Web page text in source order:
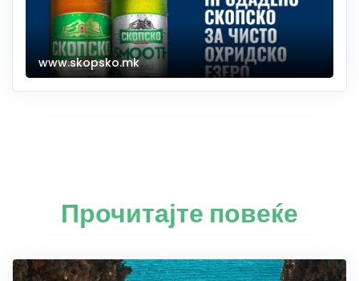
www.skopsko.mk
Прочитајте повеќе